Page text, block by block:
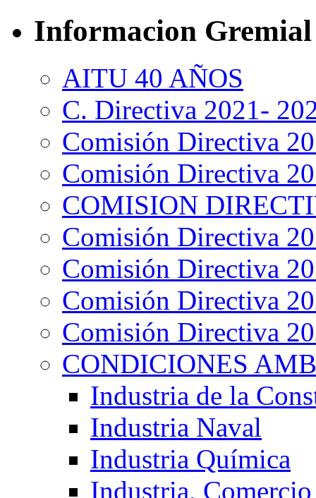
Informacion Gremial
AITU 40 AÑOS
C. Directiva 2021-
Comisión Directiva
Comisión Directiva
COMISION
Comisión Directiva
Comisión Directiva
Comisión Directiva
Comisión Directiva
CONDICIONES
Industria de la
Industria Naval
Industria Química
Industria,